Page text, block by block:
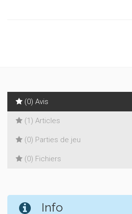
(0) Avis
(1) Articles
(0) Parties de jeu
(0) Fichiers
Info